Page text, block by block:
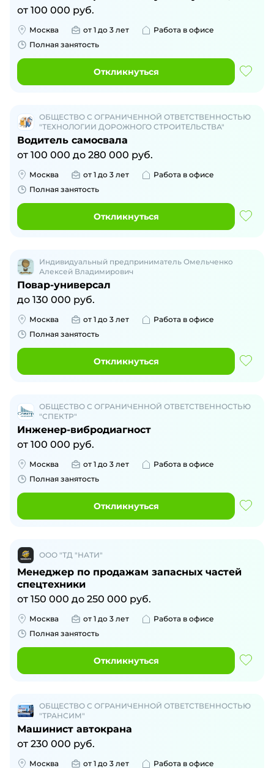
от 100 000 руб.
Москва от 1 до 3 лет
Работа в офисе
Полная занятость
Откликнуться
ОБЩЕСТВО С ОГРАНИЧЕННОЙ ОТВЕТСТВЕННОСТЬЮ
"ТЕХНОЛОГИИ ДОРОЖНОГО СТРОИТЕЛЬСТВА"
Водитель самосвала
от 100 000 до 280 000 руб.
Москва от 1 до 3 лет
Работа в офисе
Полная занятость
Откликнуться
Индивидуальный предприниматель Омельченко
Алексей Владимирович
Повар-универсал
до 130 000 руб.
Москва от 1 до 3 лет
Работа в офисе
Полная занятость
Откликнуться
ОБЩЕСТВО С ОГРАНИЧЕННОЙ ОТВЕТСТВЕННОСТЬЮ
"СПЕКТР"
Инженер-вибродиагност
от 100 000 руб.
Москва от 1 до 3 лет
Работа в офисе
Полная занятость
Откликнуться
ООО "ТД "НАТИ"
Менеджер по продажам запасных частей
спецтехники
от 150 000 до 250 000 руб.
Москва от 1 до 3 лет
Работа в офисе
Полная занятость
Откликнуться
ОБЩЕСТВО С ОГРАНИЧЕННОЙ ОТВЕТСТВЕННОСТЬЮ
"ТРАНСИМ"
Машинист автокрана
от 230 000 руб.
Москва от 1 до 3 лет Работа в офисе